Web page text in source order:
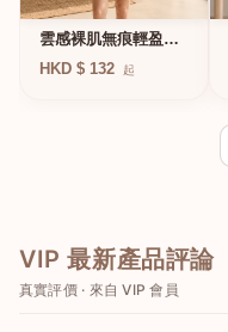
雲感裸肌無痕輕盈無
鋼圈內衣
HKD $ 132 起
VIP 最新產品評論
真實評價 · 來自 VIP 會員